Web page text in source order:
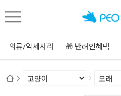
👕 의류/악세사리 🎁 반려인혜택